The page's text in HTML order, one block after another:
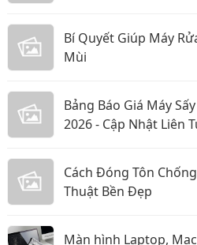
Bí Quyết Giúp Máy
Mùi
Bảng Báo Giá Máy
2026 - Cập Nhật Liên
Cách Đóng Tôn
Thuật Bền Đẹp
Màn hình Laptop,